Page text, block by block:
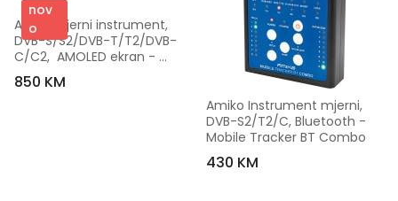
nov
o
Amiko Mjerni instrument,
DVB-S/S2/DVB-T/T2/DVB-
C/C2,  AMOLED ekran -
MULTITRACKER 3
850 KM
Amiko Instrument mjerni,
DVB-S2/T2/C, Bluetooth -
Mobile Tracker BT Combo
430 KM